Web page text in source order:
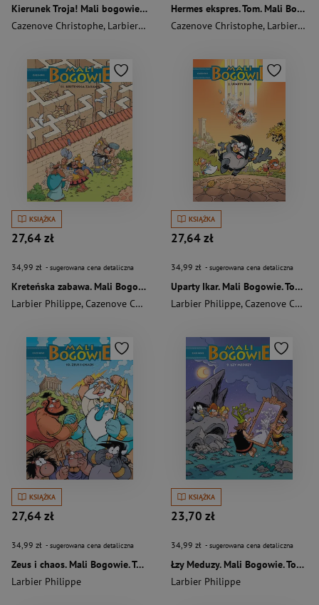
Kierunek Troja! Mali bogowie. Tom 13
Cazenove Christophe, Larbier Philippe
Hermes ekspres. Tom. Mali Bogowie. Tom 12
Cazenove Christophe, Larbier Philippe
KSIĄŻKA
27,64 zł
34,99 zł - sugerowana cena detaliczna
Kreteńska zabawa. Mali Bogowie. Tom 11
Larbier Philippe,Cazenove Christophe
KSIĄŻKA
27,64 zł
34,99 zł - sugerowana cena detaliczna
Uparty Ikar. Mali Bogowie. Tom 2 wyd. 2024
Larbier Philippe,Cazenove Christophe
KSIĄŻKA
27,64 zł
34,99 zł - sugerowana cena detaliczna
Zeus i chaos. Mali Bogowie. Tom 10
Larbier Philippe
KSIĄŻKA
23,70 zł
34,99 zł - sugerowana cena detaliczna
Łzy Meduzy. Mali Bogowie. Tom 9 wyd. 2024
Larbier Philippe